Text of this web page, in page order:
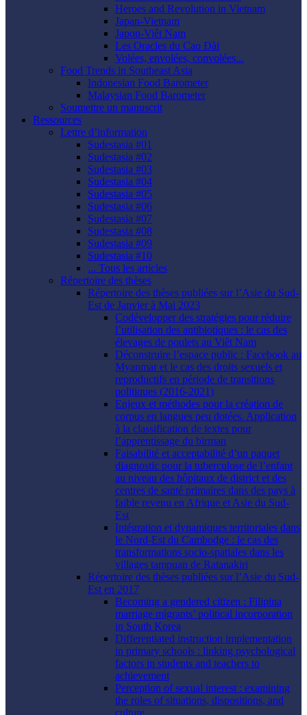
Heroes and Revolution in Vietnam
Japan-Vietnam
Japon-Viêt Nam
Les Oracles du Cao Ðài
Volées, envolées, convolées...
Food Trends in Southeast Asia
Indonesian Food Barometer
Malaysian Food Barometer
Soumettre un manuscrit
Ressources
Lettre d’information
Sudestasia #01
Sudestasia #02
Sudestasia #03
Sudestasia #04
Sudestasia #05
Sudestasia #06
Sudestasia #07
Sudestasia #08
Sudestasia #09
Sudestasia #10
... Tous les articles
Répertoire des thèses
Répertoire des thèses publiées sur l’Asie du Sud-
Est de Janvier à Mai 2023
Codévelopper des stratégies pour réduire
l’utilisation des antibiotiques : le cas des
élevages de poulets au Viêt Nam
Déconstruire l’espace public : Facebook au
Myanmar et le cas des droits sexuels et
reproductifs en période de transitions
politiques (2016-2021)
Enjeux et méthodes pour la création de
corpus en langues peu dotées. Application
à la classification de textes pour
l’apprentissage du birman
Faisabilité et acceptabilité d’un paquet
diagnostic pour la tuberculose de l’enfant
au niveau des hôpitaux de district et des
centres de santé primaires dans des pays à
faible revenu en Afrique et Asie du Sud-
Est
Intégration et dynamiques territoriales dans
le Nord-Est du Cambodge : le cas des
transformations socio-spatiales dans les
villages tampuan de Ratanakiri
Répertoire des thèses publiées sur l’Asie du Sud-
Est en 2017
Becoming a gendered citizen : Filipina
marriage migrants’ political incorporation
in South Korea
Differentiated instruction implementation
in primary schools : linking psychological
factors in students and teachers to
achievement
Perception of sexual interest : examining
the roles of situations, dispositions, and